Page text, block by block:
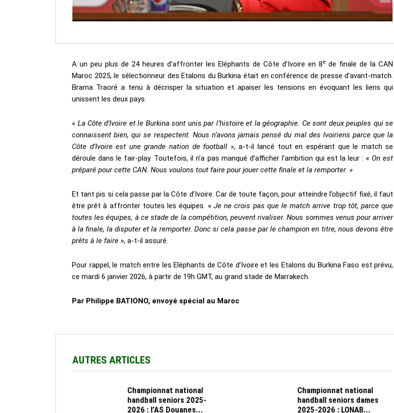
A un peu plus de 24 heures d’affronter les Eléphants de Côte d’Ivoire en 8e de finale de la CAN
Maroc 2025, le sélectionneur des Etalons du Burkina était en conférence de presse d’avant-match.
Brama Traoré a tenu à décrisper la situation et apaiser les tensions en évoquant les liens qui
unissent les deux pays.
« La Côte d’Ivoire et le Burkina sont unis par l’histoire et la géographie. Ce sont deux peuples qui se
connaissent bien, qui se respectent. Nous n’avons jamais pensé du mal des Ivoiriens parce que la
Côte d’Ivoire est une grande nation de football », a-t-il lancé tout en espérant que le match se
déroule dans le fair-play. Toutefois, il n’a pas manqué d’afficher l’ambition qui est la leur : « On est
préparé pour cette CAN. Nous voulons tout faire pour jouer cette finale et la remporter. »
Et tant pis si cela passe par la Côte d’Ivoire. Car de toute façon, pour atteindre l’objectif fixé, il faut
être prêt à affronter toutes les équipes. « Je ne crois pas que le match arrive trop tôt, parce que
toutes les équipes, à ce stade de la compétition, peuvent rivaliser. Nous sommes venus pour arriver
à la finale, la disputer et la remporter. Donc si cela passe par le champion en titre, nous devons être
prêts à le faire », a-t-il assuré.
Pour rappel, le match entre les Eléphants de Côte d’Ivoire et les Etalons du Burkina Faso est prévu,
ce mardi 6 janvier 2026, à partir de 19h GMT, au grand stade de Marrakech.
Par Philippe BATIONO, envoyé spécial au Maroc
AUTRES ARTICLES
Championnat national
handball seniors 2025-
2026 : l’AS Douanes...
Championnat national
handball seniors dames
2025-2026 : LONAB...